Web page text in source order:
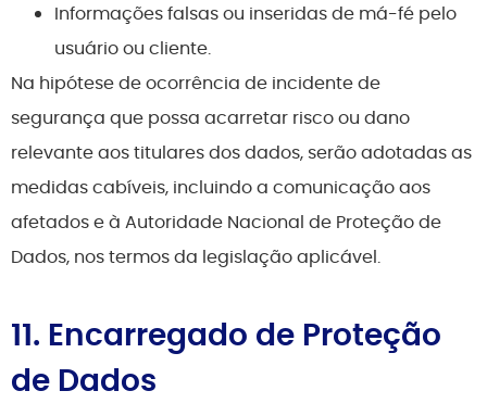
Informações falsas ou inseridas de má-fé pelo
usuário ou cliente.
Na hipótese de ocorrência de incidente de
segurança que possa acarretar risco ou dano
relevante aos titulares dos dados, serão adotadas as
medidas cabíveis, incluindo a comunicação aos
afetados e à Autoridade Nacional de Proteção de
Dados, nos termos da legislação aplicável.
11. Encarregado de Proteção
de Dados